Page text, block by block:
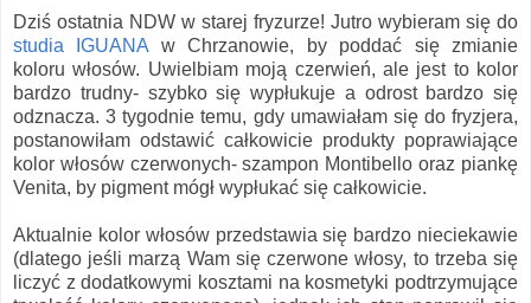
Dziś ostatnia NDW w starej fryzurze! Jutro wybieram się do
studia IGUANA w Chrzanowie, by poddać się zmianie
koloru włosów. Uwielbiam moją czerwień, ale jest to kolor
bardzo trudny- szybko się wypłukuje a odrost bardzo się
odznacza. 3 tygodnie temu, gdy umawiałam się do fryzjera,
postanowiłam odstawić całkowicie produkty poprawiające
kolor włosów czerwonych- szampon Montibello oraz piankę
Venita, by pigment mógł wypłukać się całkowicie.
Aktualnie kolor włosów przedstawia się bardzo nieciekawie
(dlatego jeśli marzą Wam się czerwone włosy, to trzeba się
liczyć z dodatkowymi kosztami na kosmetyki podtrzymujące